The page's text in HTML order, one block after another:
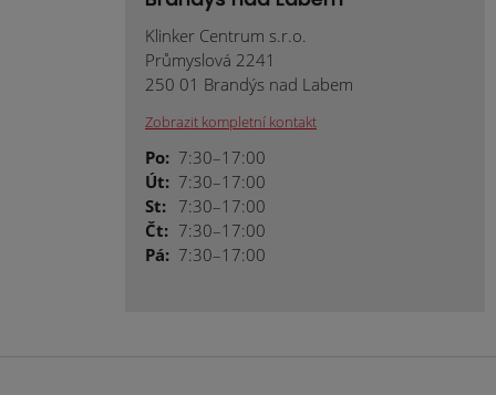
Klinker Centrum s.r.o.
Průmyslová 2241
250 01 Brandýs nad Labem
Zobrazit kompletní kontakt
Po: 7:30–17:00
Út: 7:30–17:00
St: 7:30–17:00
Čt: 7:30–17:00
Pá: 7:30–17:00